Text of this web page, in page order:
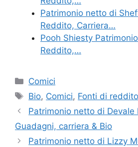
Patrimonio netto di
Reddito, Carriera…
Pooh Shiesty
Reddito,…
Categories
Comici
Tags
Bio, Comici, Fonti di reddito
Patrimonio netto di Devale
Guadagni, carriera & Bio
Patrimonio netto di Lizzy